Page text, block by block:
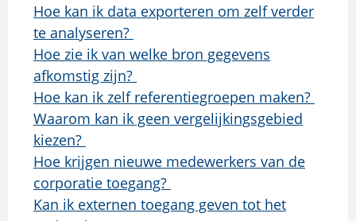
Hoe kan ik data exporteren om zelf verder
te analyseren?
Hoe zie ik van welke bron gegevens
afkomstig zijn?
Hoe kan ik zelf referentiegroepen maken?
Waarom kan ik geen vergelijkingsgebied
kiezen?
Hoe krijgen nieuwe medewerkers van de
corporatie toegang?
Kan ik externen toegang geven tot het